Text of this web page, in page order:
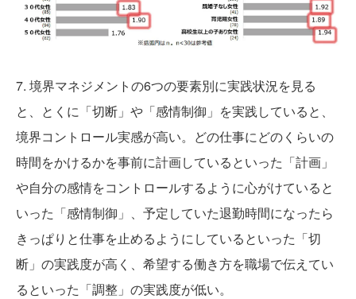
7. 境界マネジメントの6つの要素別に実践状況を見る
と、とくに「切断」や「感情制御」を実践していると、
境界コントロール実感が高い。どの仕事にどのくらいの
時間をかけるかを事前に計画しているといった「計画」
や自分の感情をコントロールするように心がけていると
いった「感情制御」、予定していた退勤時間になったら
きっぱりと仕事を止めるようにしているといった「切
断」の実践度が高く、希望する働き方を職場で伝えてい
るといった「調整」の実践度が低い。